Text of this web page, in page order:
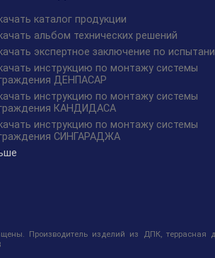
каталог продукции
альбом технических решений
экспертное заключение по
инструкцию по монтажу системы
ДЕНПАСАР
инструкцию по монтажу системы
КАНДИДАСА
инструкцию по монтажу системы
СИНГАРАДЖА
Производитель изделий из ДПК, террасная